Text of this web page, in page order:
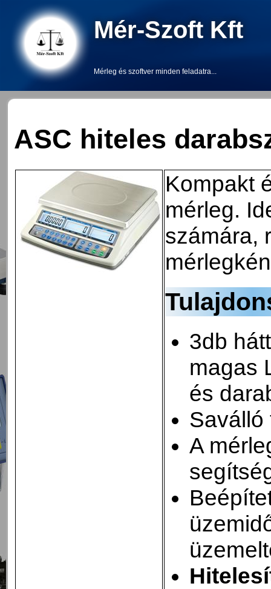
Mér-Szoft Kft
Mérleg és szoftver minden feladatra...
ASC hiteles
Kompakt
mérleg.
számára,
3db
magas
és
Saválló
A